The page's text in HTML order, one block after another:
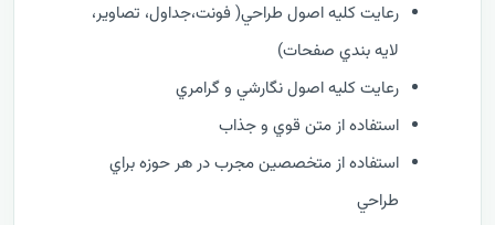
رعايت کليه اصول طراحي( فونت،جداول، تصاوير،
لايه بندي صفحات)
رعايت کليه اصول نگارشي و گرامري
استفاده از متن قوي و جذاب
استفاده از متخصصين مجرب در هر حوزه براي
طراحي